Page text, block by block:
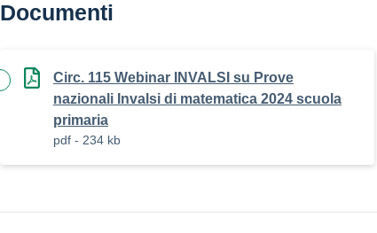
Documenti
Circ. 115 Webinar INVALSI su Prove
nazionali Invalsi di matematica 2024 scuola
primaria
pdf - 234 kb